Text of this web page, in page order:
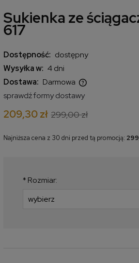
Sukienka ze
617
Dostępność: dostępny
Wysyłka w: 4 dni
Dostawa: Darmowa
Cena nie zawiera ewentualnych
sprawdź formy dostawy
209,30 zł 299,00 zł
Najniższa cena z 30 dni przed tą promocją:
* Rozmiar: